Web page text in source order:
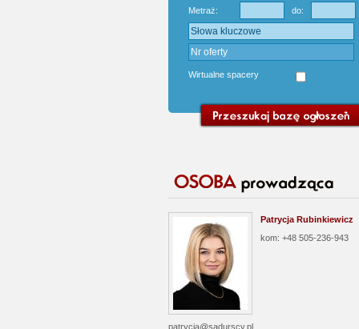
Metraż: do:
Wirtualne spacery
Patrycja Rubinkiewicz
kom: +48 505-236-943
patrycja@sadurscy.pl